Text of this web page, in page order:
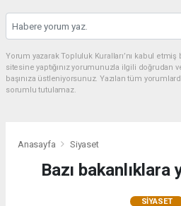
Yorum yazarak Topluluk Kuralları’nı kabul
sitesine yaptığınız yorumunuzla ilgili doğrudan
başınıza üstleniyorsunuz. Yazılan tüm
sorumlu tutulamaz.
Anasayfa Siyaset
Bazı bakanlıklara
SIYASET